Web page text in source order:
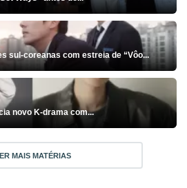
sul-coreanas com estreia de “Vôo...
novo K-drama com...
MAIS MATÉRIAS